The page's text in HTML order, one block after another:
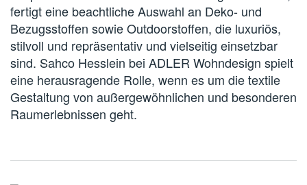
fertigt eine beachtliche Auswahl an Deko- und
Bezugsstoffen sowie Outdoorstoffen, die luxuriös,
stilvoll und repräsentativ und vielseitig einsetzbar
sind. Sahco Hesslein bei ADLER Wohndesign spielt
eine herausragende Rolle, wenn es um die textile
Gestaltung von außergewöhnlichen und besonderen
Raumerlebnissen geht.